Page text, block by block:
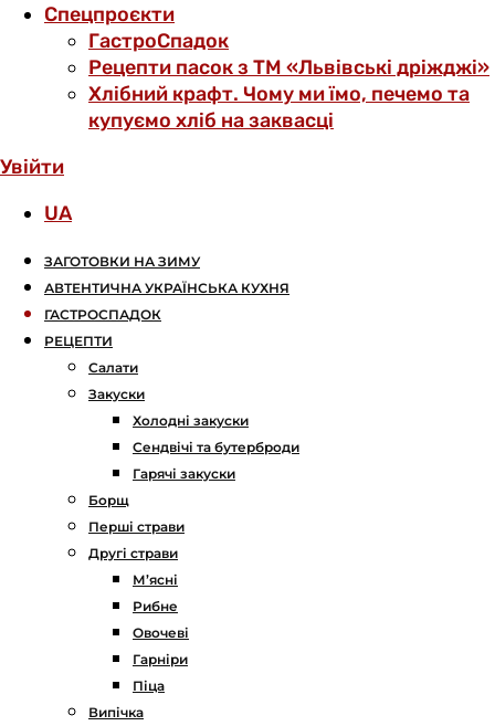
Спецпроєкти
ГастроСпадок
Рецепти пасок з ТМ «Львівські дріжджі»
Хлібний крафт. Чому ми їмо, печемо та
купуємо хліб на заквасці
Увійти
UA
ЗАГОТОВКИ НА ЗИМУ
АВТЕНТИЧНА УКРАЇНСЬКА КУХНЯ
ГАСТРОСПАДОК
РЕЦЕПТИ
Салати
Закуски
Холодні закуски
Сендвічі та бутерброди
Гарячі закуски
Борщ
Перші страви
Другі страви
М’ясні
Рибне
Овочеві
Гарніри
Піца
Випічка